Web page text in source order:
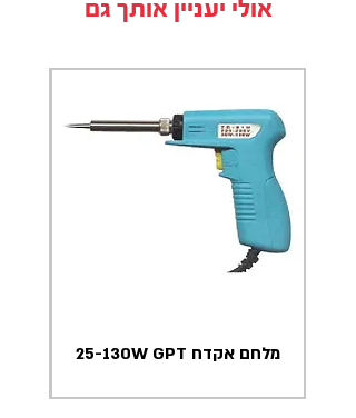
אולי יעניין אותך גם
מלחם אקדח 25-130W GPT